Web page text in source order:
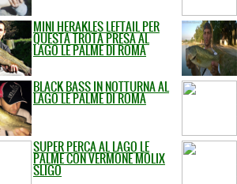
MINI HERAKLES LEFTAIL PER
QUESTA TROTA PRESA AL
LAGO LE PALME DI ROMA
BLACK BASS IN NOTTURNA AL
LAGO LE PALME DI ROMA
SUPER PERCA AL LAGO LE
PALME CON VERMONE MOLIX
SLIGO